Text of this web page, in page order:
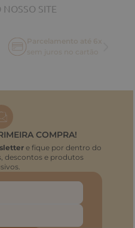
SITE
COMPRA!
e fique por dentro do
descontos e produtos